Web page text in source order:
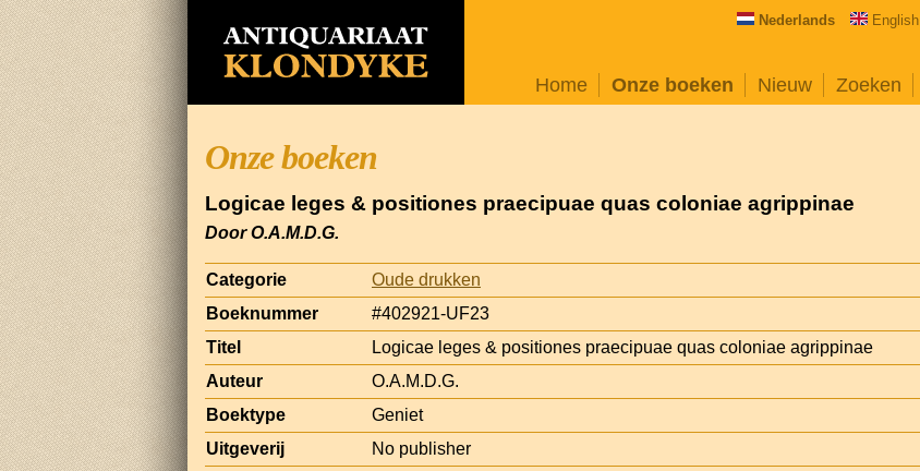
Nederlands English
Home Onze boeken Nieuw Zoeken
Onze boeken
Logicae leges & positiones praecipuae quas coloniae agrippinae
Door O.A.M.D.G.
Categorie
Oude drukken
Boeknummer
#402921-UF23
Titel
Logicae leges & positiones praecipuae quas coloniae agrippinae
Auteur
O.A.M.D.G.
Boektype
Geniet
Uitgeverij
No publisher